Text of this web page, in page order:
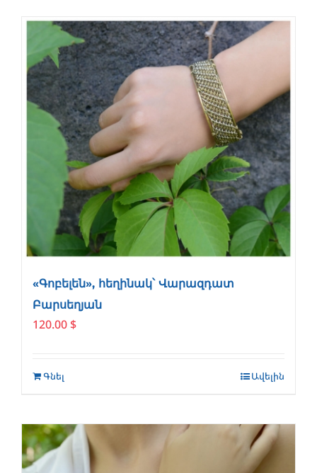
«Գոբելեն», հեղինակ՝ Վարազդատ
Բարսեղյան
120.00 $
Գնել Ավելին